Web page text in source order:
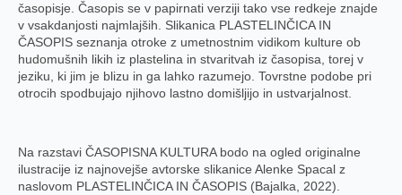
časopisje. Časopis se v papirnati verziji tako vse redkeje znajde
v vsakdanjosti najmlajših. Slikanica PLASTELINČICA IN
ČASOPIS seznanja otroke z umetnostnim vidikom kulture ob
hudomušnih likih iz plastelina in stvaritvah iz časopisa, torej v
jeziku, ki jim je blizu in ga lahko razumejo. Tovrstne podobe pri
otrocih spodbujajo njihovo lastno domišljijo in ustvarjalnost.
Na razstavi ČASOPISNA KULTURA bodo na ogled originalne
ilustracije iz najnovejše avtorske slikanice Alenke Spacal z
naslovom PLASTELINČICA IN ČASOPIS (Bajalka, 2022).